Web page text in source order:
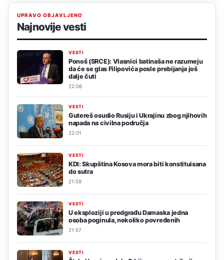
UPRAVO OBJAVLJENO
Najnovije vesti
VESTI
Ponoš (SRCE): Vlasnici batinaša ne razumeju
da će se glas Filipovića posle prebijanja još
dalje čuti
22:06
VESTI
Gutereš osudio Rusiju i Ukrajinu zbog njihovih
napada na civilna područja
22:01
VESTI
KDI: Skupština Kosova mora biti konstituisana
do sutra
21:59
VESTI
U eksploziji u predgrađu Damaska jedna
osoba poginula, nekoliko povređenih
21:57
VESTI